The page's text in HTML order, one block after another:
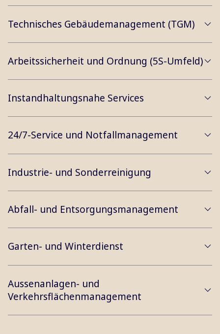
Technisches Gebäudemanagement (TGM)
Arbeitssicherheit und Ordnung (5S-Umfeld)
Instandhaltungsnahe Services
24/7-Service und Notfallmanagement
Industrie- und Sonderreinigung
Abfall- und Entsorgungsmanagement
Garten- und Winterdienst
Aussenanlagen- und
Verkehrsflächenmanagement